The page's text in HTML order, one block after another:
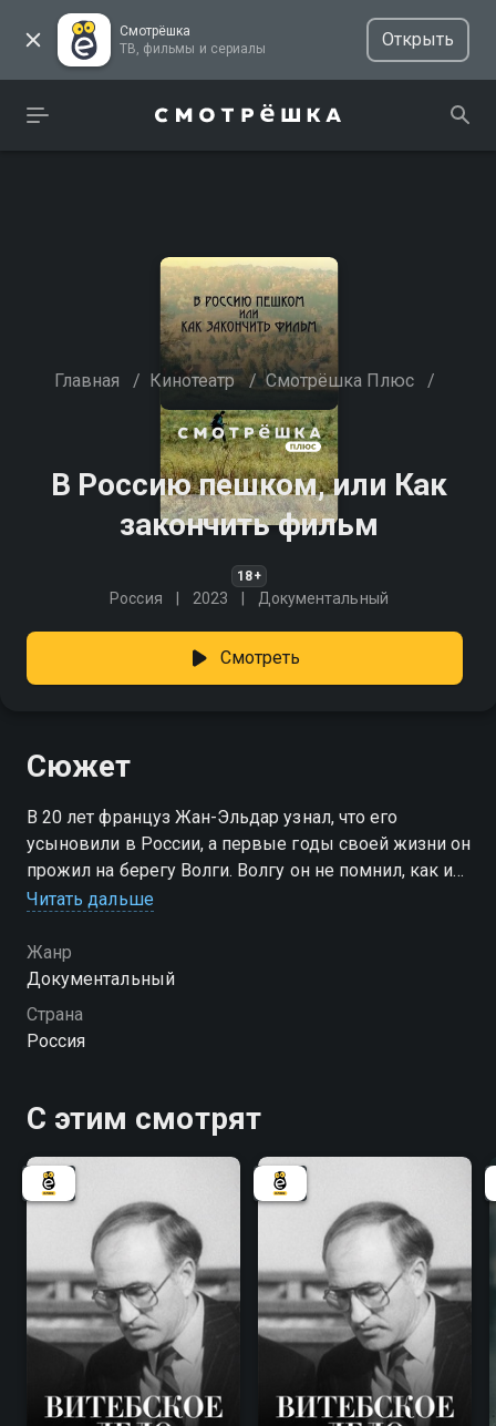
Смотрёшка
ТВ, фильмы и сериалы
Открыть
Главная / Кинотеатр / Смотрёшка Плюс /
В Россию пешком, или Как
закончить фильм
18+
Россия 2023 Документальный
Смотреть
Сюжет
В 20 лет француз Жан-Эльдар узнал, что его
усыновили в России, а первые годы своей жизни он
прожил на берегу Волги. Волгу он не помнил, как и
детский дом, в котором рос, не помнил и маму. И
Поэтому он решил отправиться пешком из родного
французского Бреста в российскую Астрахань.
Читать дальше
Жанр
Документальный
Страна
Россия
С этим смотрят